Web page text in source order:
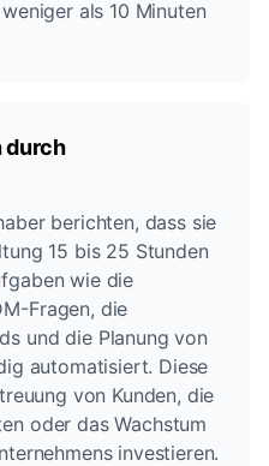
als 10 Minuten
durch
berichten, dass sie
15 bis 25 Stunden
wie die
Fragen, die
und die Planung von
automatisiert. Diese
von Kunden, die
oder das Wachstum
investieren.